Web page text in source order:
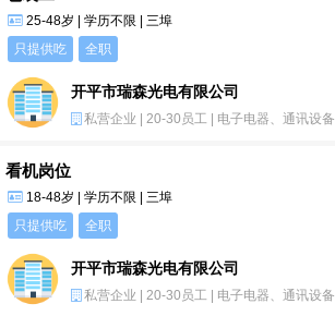
25-48岁 | 学历不限 | 三埠
只提供吃
全职
开平市瑞森光电有限公司
私营企业 | 20-30员工 | 电子电器、通讯设备
看机岗位
18-48岁 | 学历不限 | 三埠
只提供吃
全职
开平市瑞森光电有限公司
私营企业 | 20-30员工 | 电子电器、通讯设备